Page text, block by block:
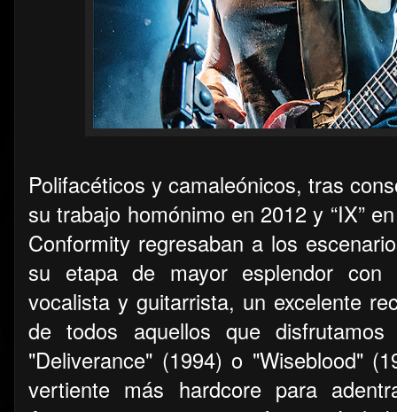
Polifacéticos y camaleónicos, tras
su trabajo homónimo en 2012 y “IX”
Conformity regresaban a los
su etapa de mayor esplendor con
vocalista y guitarrista, un excelente
de todos aquellos que
"Deliverance" (1994) o "Wiseblood"
vertiente más hardcore para